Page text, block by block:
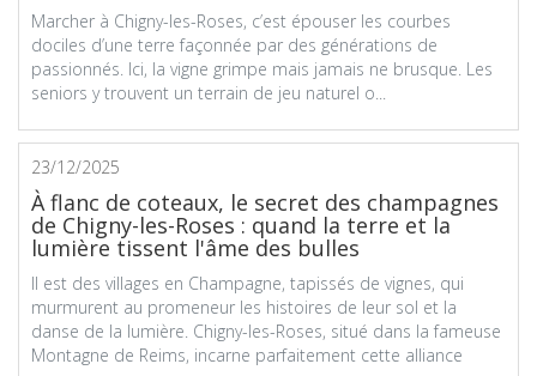
Marcher à Chigny-les-Roses, c’est épouser les courbes
dociles d’une terre façonnée par des générations de
passionnés. Ici, la vigne grimpe mais jamais ne brusque. Les
seniors y trouvent un terrain de jeu naturel o...
23/12/2025
À flanc de coteaux, le secret des champagnes
de Chigny-les-Roses : quand la terre et la
lumière tissent l'âme des bulles
Il est des villages en Champagne, tapissés de vignes, qui
murmurent au promeneur les histoires de leur sol et la
danse de la lumière. Chigny-les-Roses, situé dans la fameuse
Montagne de Reims, incarne parfaitement cette alliance